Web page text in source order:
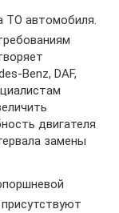
ТО автомобиля.
Benz, DAF,
двигателя
замены